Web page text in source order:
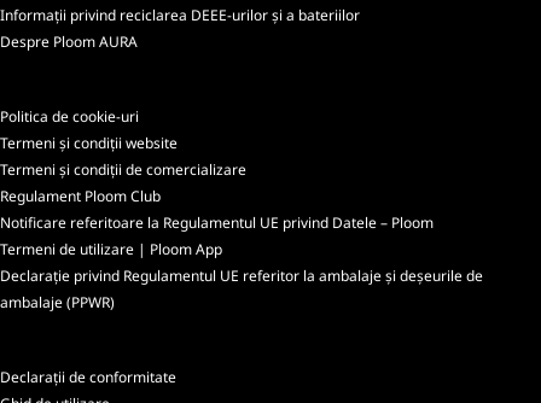
Informații privind reciclarea DEEE-urilor și a bateriilor
Despre Ploom AURA
Politica de cookie-uri
Termeni și condiții website
Termeni și condiții de comercializare
Regulament Ploom Club
Notificare referitoare la Regulamentul UE privind Datele – Ploom
Termeni de utilizare | Ploom App
Declarație privind Regulamentul UE referitor la ambalaje și deșeurile de
ambalaje (PPWR)
Declarații de conformitate